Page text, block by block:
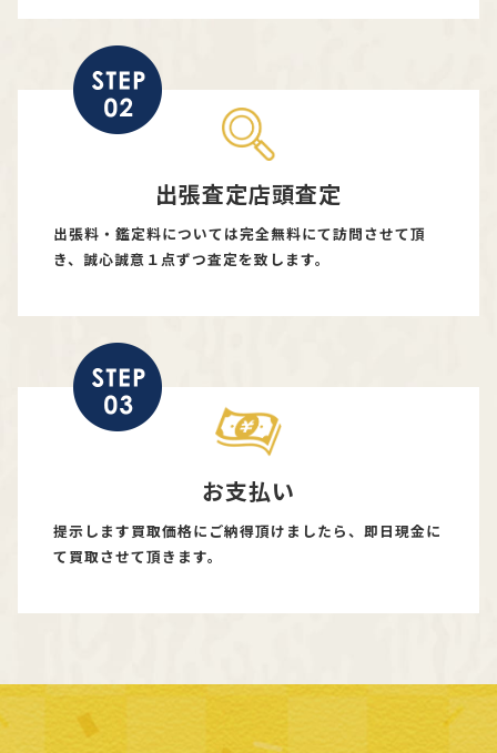
出張査定店頭査定
出張料・鑑定料については完全無料にて訪問させて頂
き、誠心誠意１点ずつ査定を致します。
お支払い
提示します買取価格にご納得頂けましたら、即日現金に
て買取させて頂きます。